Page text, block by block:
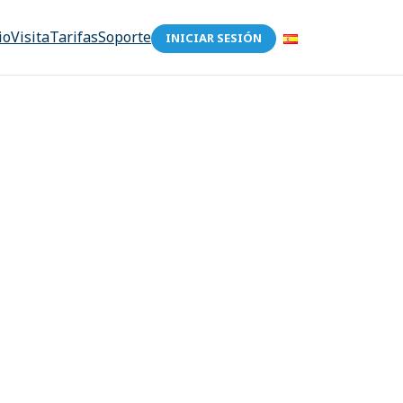
VisitaTarifasSoporte INICIAR SESIÓN